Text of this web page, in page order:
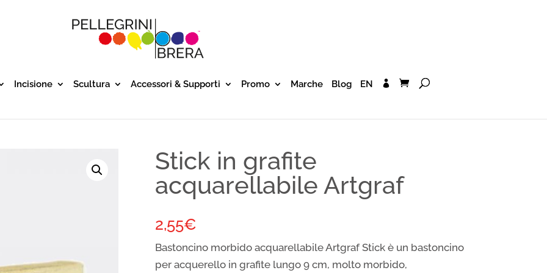
Incisione Scultura Accessori & Supporti Promo Marche Blog EN
Stick in grafite
acquarellabile Artgraf
2,55€
Bastoncino morbido acquarellabileArtgraf Stick è un bastoncino
per acquerello in grafite lungo 9 cm, molto morbido,